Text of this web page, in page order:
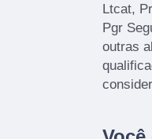
Ltcat,
Pgr
outras